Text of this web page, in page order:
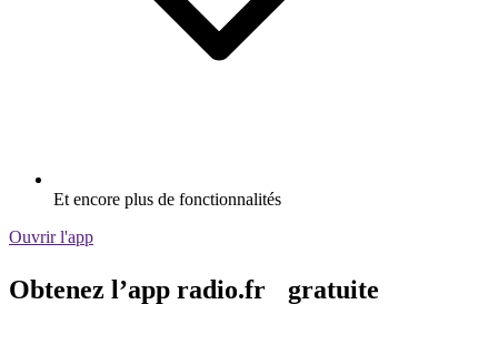
Et encore plus de fonctionnalités
Ouvrir l'app
Obtenez l’app radio.fr gratuite